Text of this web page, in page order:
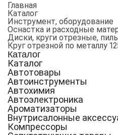
Главная
Каталог
Инструмент, оборудование
Оснастка и расходные
Диски, круги отрезные,
Круг отрезной по металлу
Каталог
Каталог
Автотовары
Автоинструменты
Автохимия
Автоэлектроника
Ароматизаторы
Внутрисалонные
Компрессоры